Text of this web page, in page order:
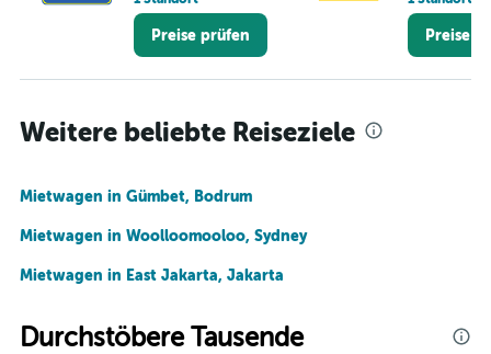
Preise prüfen Preise
Weitere beliebte Reiseziele
Mietwagen in Gümbet, Bodrum
Mietwagen in Woolloomooloo, Sydney
Mietwagen in East Jakarta, Jakarta
Durchstöbere Tausende